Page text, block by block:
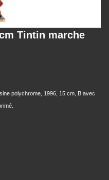
Tintin marche
polychrome, 1996, 15 cm, B avec